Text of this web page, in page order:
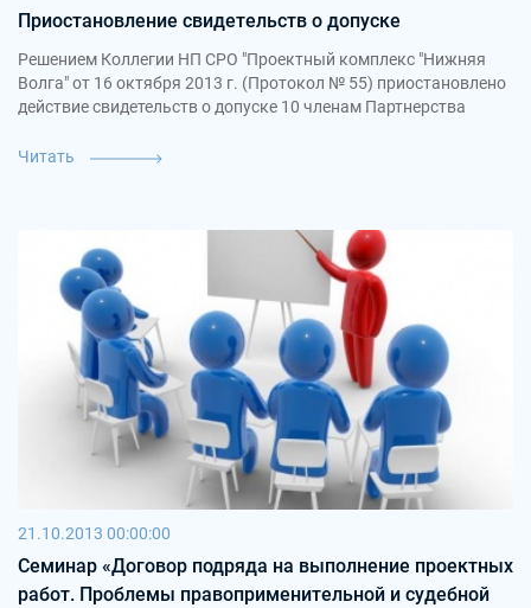
Приостановление свидетельств о допуске
Решением Коллегии НП СРО "Проектный комплекс "Нижняя
Волга" от 16 октября 2013 г. (Протокол № 55) приостановлено
действие свидетельств о допуске 10 членам Партнерства
Читать
21.10.2013 00:00:00
Семинар «Договор подряда на выполнение проектных
работ. Проблемы правоприменительной и судебной